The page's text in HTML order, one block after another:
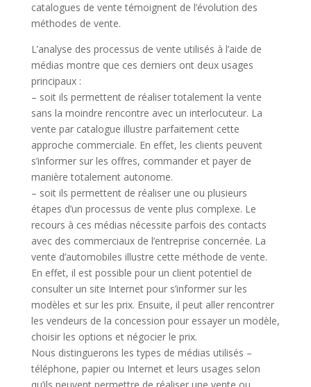
catalogues de vente témoignent de l’évolution des
méthodes de vente.
L’analyse des processus de vente utilisés à l’aide de
médias montre que ces derniers ont deux usages
principaux :
– soit ils permettent de réaliser totalement la vente
sans la moindre rencontre avec un interlocuteur. La
vente par catalogue illustre parfaitement cette
approche commerciale. En effet, les clients peuvent
s’informer sur les offres, commander et payer de
manière totalement autonome.
– soit ils permettent de réaliser une ou plusieurs
étapes d’un processus de vente plus complexe. Le
recours à ces médias nécessite parfois des contacts
avec des commerciaux de l’entreprise concernée. La
vente d’automobiles illustre cette méthode de vente.
En effet, il est possible pour un client potentiel de
consulter un site Internet pour s’informer sur les
modèles et sur les prix. Ensuite, il peut aller rencontrer
les vendeurs de la concession pour essayer un modèle,
choisir les options et négocier le prix.
Nous distinguerons les types de médias utilisés –
téléphone, papier ou Internet et leurs usages selon